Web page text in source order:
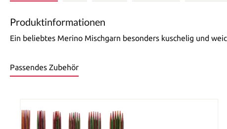
Produktinformationen
Ein beliebtes Merino Mischgarn besonders kuschelig und
Passendes Zubehör